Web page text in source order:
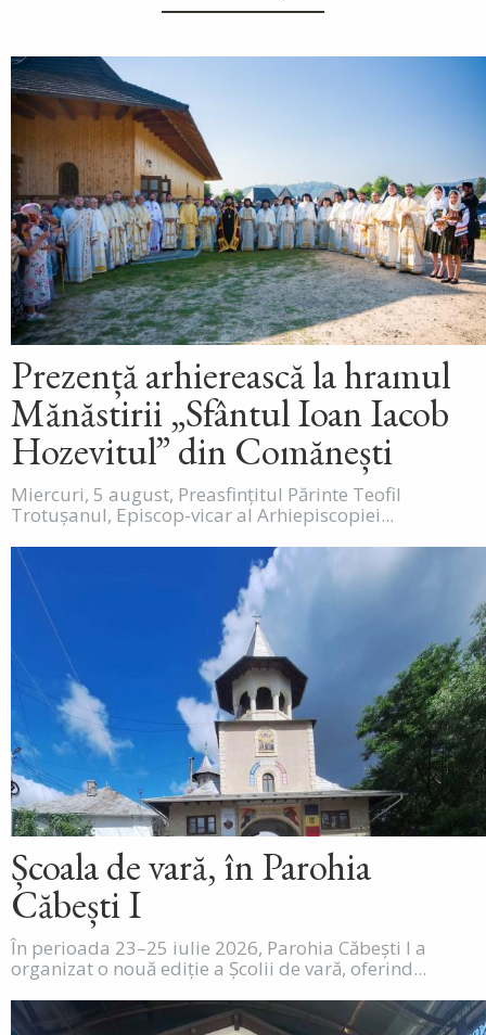
Prezență arhierească la hramul
Mănăstirii „Sfântul Ioan Iacob
Hozevitul” din Comănești
Miercuri, 5 august, Preasfințitul Părinte Teofil
Trotușanul, Episcop-vicar al Arhiepiscopiei...
Școala de vară, în Parohia
Căbești I
În perioada 23–25 iulie 2026, Parohia Căbești I a
organizat o nouă ediție a Școlii de vară, oferind...